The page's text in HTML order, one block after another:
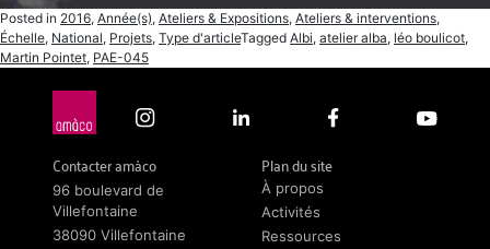
Posted in 2016, Année(s), Ateliers & Expositions, Ateliers & interventions,
Échelle, National, Projets, Type d'articleTagged Albi, atelier alba, léo boulicot,
Martin Pointet, PAE-045
Contacter amàco
96 boulevard de
Villefontaine
38090 Villefontaine
Plan du site
À propos
Activités
Ressources